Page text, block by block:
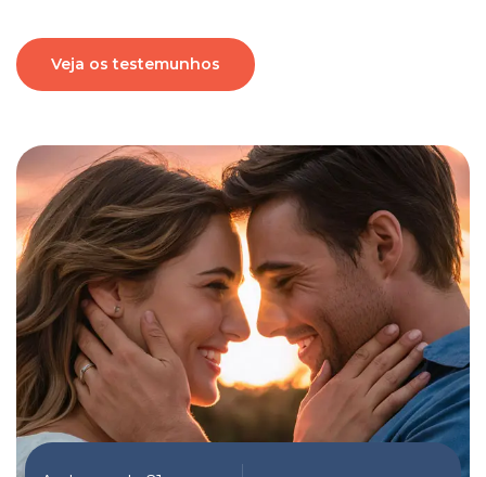
Veja os testemunhos